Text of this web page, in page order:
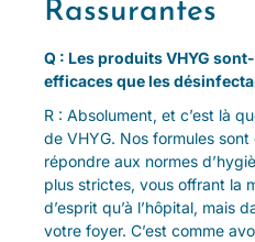
Rassurantes
Q : Les produits VHYG
efficaces que les
R : Absolument, et c’est là
de VHYG. Nos formules
répondre aux normes
plus strictes, vous offrant la
d’esprit qu’à l’hôpital, mais
votre foyer. C’est comme